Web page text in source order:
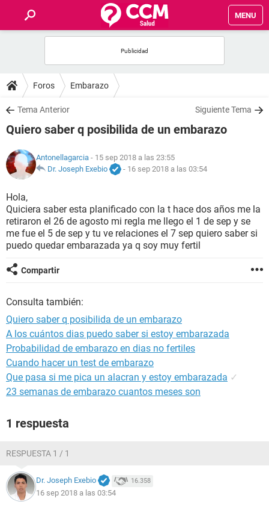
MENU
FOROS
SALUD
FAMILIA
NUTRICIÓN
BIENESTAR
SEXUALIDAD
GLOSARIO
Foros Embarazo
Tema Anterior Siguiente Tema
Quiero saber q posibilida de un embarazo
Antonellagarcia - 15 sep 2018 a las 23:55
Dr. Joseph Exebio
- 16 sep 2018 a las 03:54
Hola,
Quiciera saber esta planificado con la t hace dos años me la
retiraron el 26 de agosto mi regla me llego el 1 de sep y se
me fue el 5 de sep y tu ve relaciones el 7 sep quiero saber si
puedo quedar embarazada ya q soy muy fertil
Compartir
Consulta también:
Quiero saber q posibilida de un embarazo
A los cuántos dias puedo saber si estoy embarazada
Probabilidad de embarazo en dias no fertiles
Cuando hacer un test de embarazo
Que pasa si me pica un alacran y estoy embarazada ✓
23 semanas de embarazo cuantos meses son
1 respuesta
RESPUESTA 1 / 1
Dr. Joseph Exebio 16.358
16 sep 2018 a las 03:54